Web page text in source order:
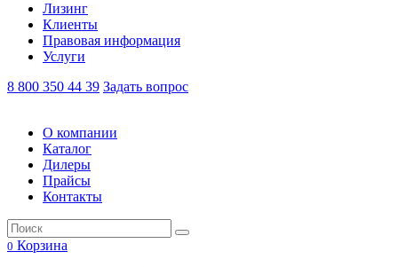
Лизинг
Клиенты
Правовая информация
Услуги
8 800 350 44 39 Задать вопрос
О компании
Каталог
Дилеры
Прайсы
Контакты
0 Корзина